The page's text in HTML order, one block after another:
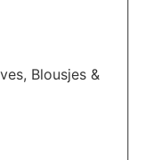
Blousjes &